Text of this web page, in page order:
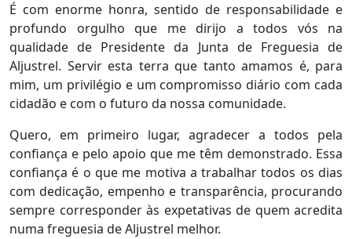
É com enorme honra, sentido de responsabilidade e
profundo orgulho que me dirijo a todos vós na
qualidade de Presidente da Junta de Freguesia de
Aljustrel. Servir esta terra que tanto amamos é, para
mim, um privilégio e um compromisso diário com cada
cidadão e com o futuro da nossa comunidade.
Quero, em primeiro lugar, agradecer a todos pela
confiança e pelo apoio que me têm demonstrado. Essa
confiança é o que me motiva a trabalhar todos os dias
com dedicação, empenho e transparência, procurando
sempre corresponder às expetativas de quem acredita
numa freguesia de Aljustrel melhor.